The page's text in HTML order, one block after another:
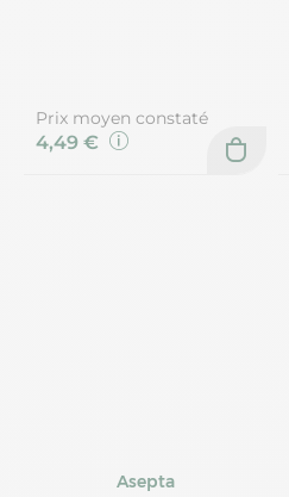
Prix moyen constaté
4,49 €
Asepta